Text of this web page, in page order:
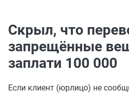
Скрыл, что
запрещённые
заплати 100 000
Если клиент (юрлицо) не